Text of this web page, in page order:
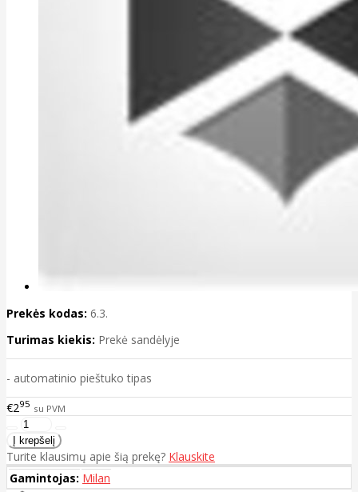
Prekės kodas: 6.3.
Turimas kiekis: Prekė sandėlyje
- automatinio pieštuko tipas
€295 su PVM
Turite klausimų apie šią prekę? Klauskite
Gamintojas: Milan